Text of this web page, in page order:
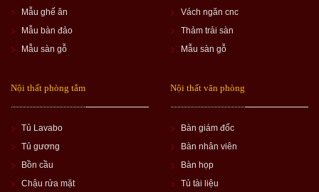
Mẫu ghế ăn
Mẫu bàn đảo
Mẫu sàn gỗ
Vách ngăn cnc
Thảm trải sàn
Mẫu sàn gỗ
Nội thất phòng tắm
Tủ Lavabo
Tủ gương
Bồn cầu
Chậu rửa mặt
Nội thất văn phòng
Bàn giám đốc
Bàn nhân viên
Bàn họp
Tủ tài liệu